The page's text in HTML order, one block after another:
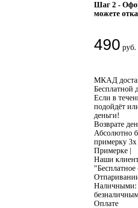
Шаг 2 -
можете
490 руб.
МКАД
Бесплатной
Если в
подойдёт
деньги!
Возврате
Абсолютно
примерку
Примерке |
Наши
Наличными:
Оплате